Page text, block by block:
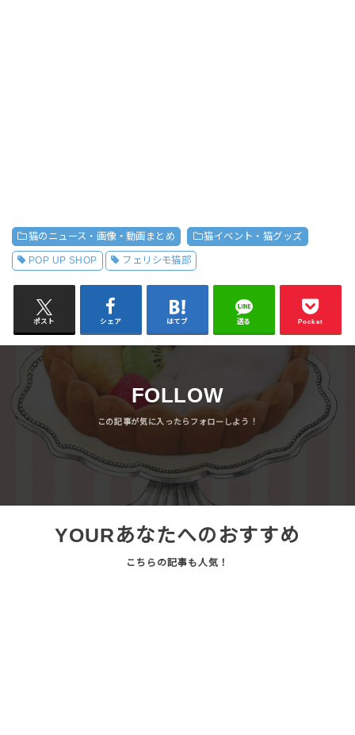
猫のニュース・画像・動画まとめ 猫イベント・猫グッズ
POP UP SHOP フェリシモ猫部
ポスト シェア はてブ 送る Pocket
FOLLOW
YOURあなたへのおすすめ